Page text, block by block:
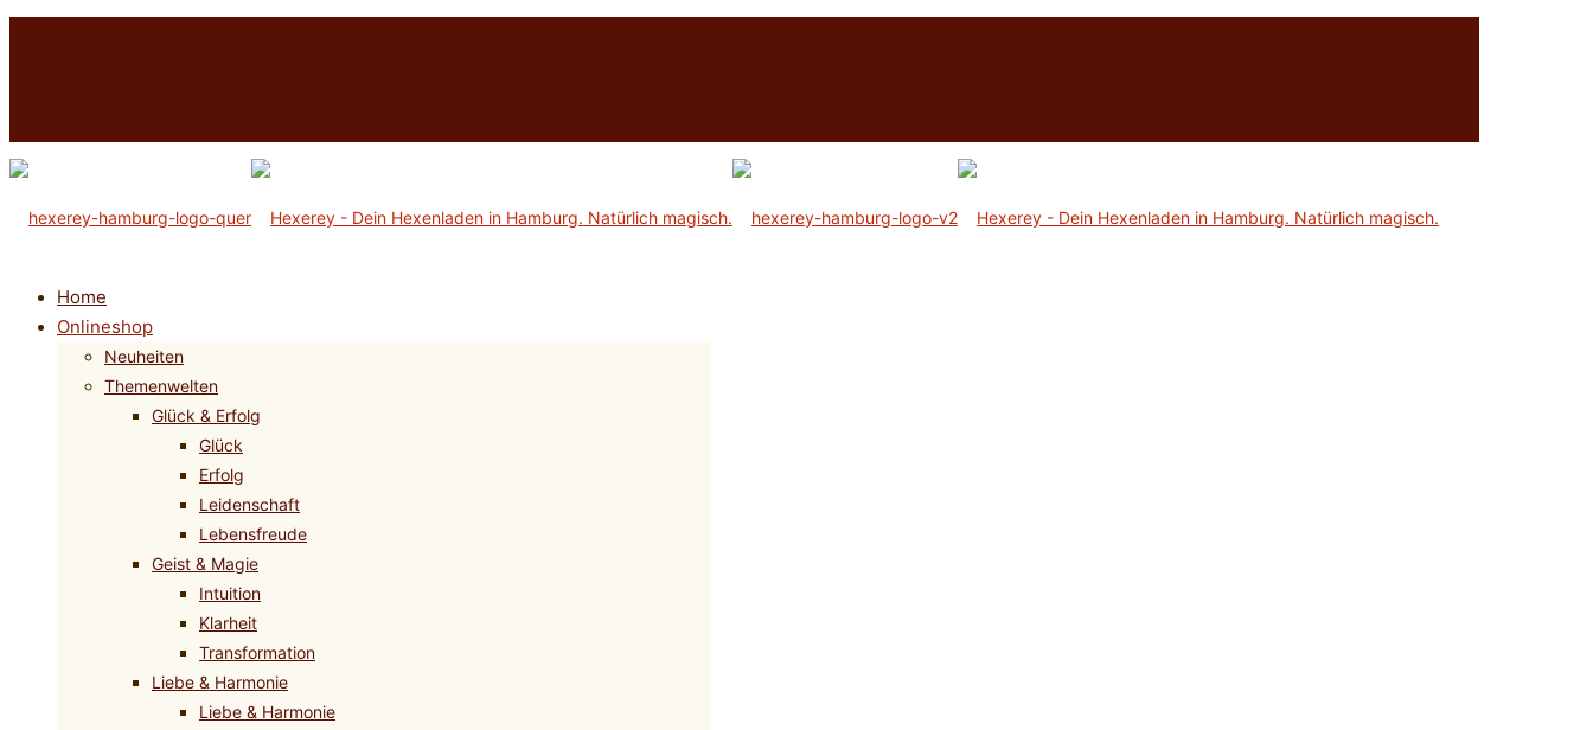
Home
Onlineshop
Neuheiten
Themenwelten
Glück & Erfolg
Glück
Erfolg
Leidenschaft
Lebensfreude
Geist & Magie
Intuition
Klarheit
Transformation
Liebe & Harmonie
Liebe & Harmonie